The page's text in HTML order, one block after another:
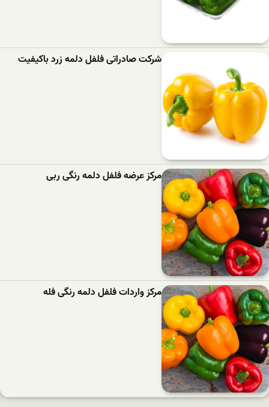
شرکت صادراتی فلفل دلمه زرد باکیفیت
مرکز عرضه فلفل دلمه رنگی ربی
مرکز واردات فلفل دلمه رنگی فله